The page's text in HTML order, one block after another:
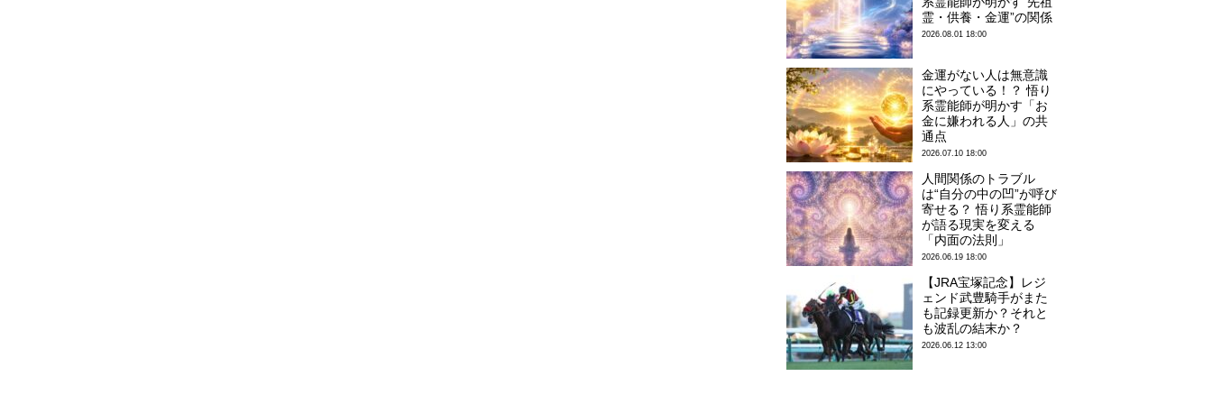
霊・供養・金運”の関係
2026.08.01 18:00
金運がない人は無意識
にやっている！？ 悟り
系霊能師が明かす「お
金に嫌われる人」の共
通点
2026.07.10 18:00
人間関係のトラブル
は“自分の中の凹”が呼び
寄せる？ 悟り系霊能師
が語る現実を変える
「内面の法則」
2026.06.19 18:00
【JRA宝塚記念】レジ
ェンド武豊騎手がまた
も記録更新か？それと
も波乱の結末か？
2026.06.12 13:00